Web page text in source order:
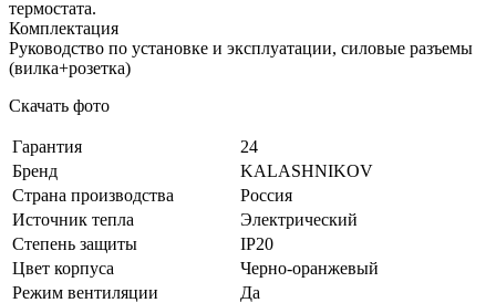
термостата.
Комплектация
Руководство по установке и эксплуатации, силовые разъемы
(вилка+розетка)
Скачать фото
Гарантия
24
Бренд
KALASHNIKOV
Страна производства
Россия
Источник тепла
Электрический
Степень защиты
IP20
Цвет корпуса
Черно-оранжевый
Режим вентиляции
Да